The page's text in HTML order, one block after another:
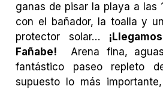
ganas de pisar la playa a las
con el bañador, la toalla y
protector solar…
Fañabe!
Arena fina,
fantástico paseo repleto
supuesto lo más